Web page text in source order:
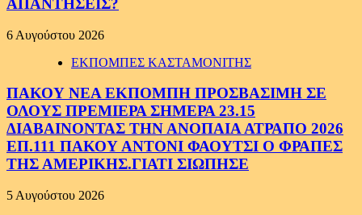
ΑΠΑΝΤΗΣΕΙΣ?
6 Αυγούστου 2026
ΕΚΠΟΜΠΕΣ ΚΑΣΤΑΜΟΝΙΤΗΣ
ΠΑΚΟΥ ΝΕΑ ΕΚΠΟΜΠΗ ΠΡΟΣΒΑΣΙΜΗ ΣΕ
ΟΛΟΥΣ ΠΡΕΜΙΕΡΑ ΣΗΜΕΡΑ 23.15
ΔΙΑΒΑΙΝΟΝΤΑΣ ΤΗΝ ΑΝΟΠΑΙΑ ΑΤΡΑΠΟ 2026
ΕΠ.111 ΠΑΚΟΥ ΑΝΤΟΝΙ ΦΑΟΥΤΣΙ Ο ΦΡΑΠΕΣ
ΤΗΣ ΑΜΕΡΙΚΗΣ.ΓΙΑΤΙ ΣΙΩΠΗΣΕ
5 Αυγούστου 2026